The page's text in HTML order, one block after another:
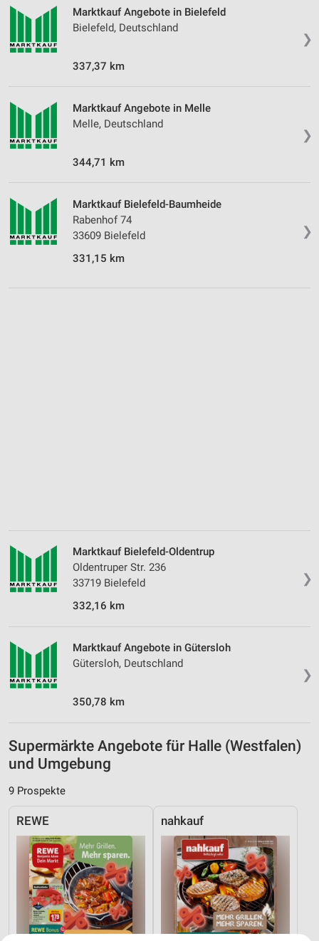
❯
Marktkauf Angebote in Bielefeld
Bielefeld, Deutschland
337,37 km
❯
Marktkauf Angebote in Melle
Melle, Deutschland
344,71 km
❯
Marktkauf Bielefeld-Baumheide
Rabenhof 74
33609 Bielefeld
331,15 km
❯
Marktkauf Bielefeld-Oldentrup
Oldentruper Str. 236
33719 Bielefeld
332,16 km
❯
Marktkauf Angebote in Gütersloh
Gütersloh, Deutschland
350,78 km
Supermärkte Angebote für Halle (Westfalen)
und Umgebung
9 Prospekte
REWE nahkauf